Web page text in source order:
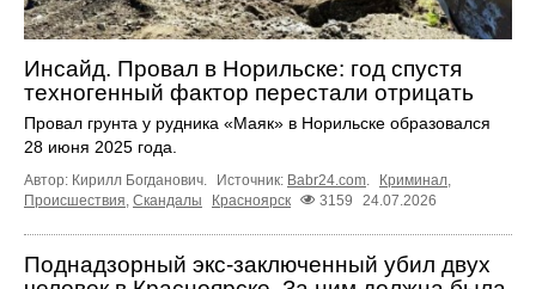
Инсайд. Провал в Норильске: год спустя
техногенный фактор перестали отрицать
Провал грунта у рудника «Маяк» в Норильске образовался
28 июня 2025 года.
Автор: Кирилл Богданович. Источник: Babr24.com. Криминал,
Происшествия, Скандалы Красноярск 3159 24.07.2026
Поднадзорный экс-заключенный убил двух